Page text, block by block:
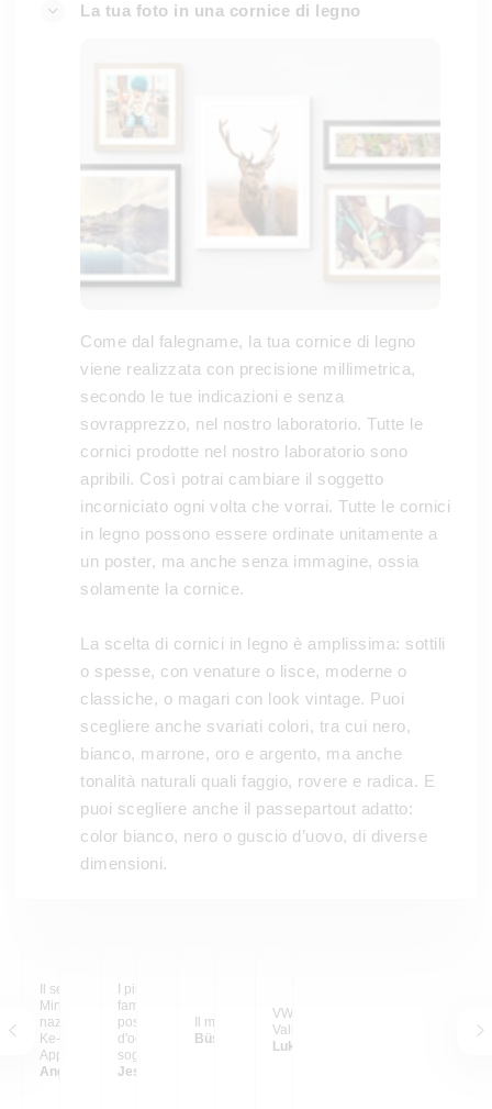
La tua foto in una cornice di legno
Come dal falegname, la tua cornice di legno
viene realizzata con precisione millimetrica,
secondo le tue indicazioni e senza
sovrapprezzo, nel nostro laboratorio. Tutte le
cornici prodotte nel nostro laboratorio sono
apribili. Così potrai cambiare il soggetto
incorniciato ogni volta che vorrai. Tutte le cornici
in legno possono essere ordinate unitamente a
un poster, ma anche senza immagine, ossia
solamente la cornice.
La scelta di cornici in legno è amplissima: sottili
o spesse, con venature o lisce, moderne o
classiche, o magari con look vintage. Puoi
scegliere anche svariati colori, tra cui nero,
bianco, marrone, oro e argento, ma anche
tonalità naturali quali faggio, rovere e radica. E
puoi scegliere anche il passepartout adatto:
color bianco, nero o guscio d’uovo, di diverse
dimensioni.
Il sentiero di Ho-Chi-
Minh nel parco
nazionale Phong-Nha-
Ke-Bang, Vietnam.
Appeso al tavolo da
pranzo.
Angelina & Sergej
I più bei ricordi di
famiglia su grandi
poster, un vero colpo
d'occhio nel nostro
soggiorno. Li adoro e
abbiamo ancora molti
Jessica E.
Il mio posto felice
Büsra C.
VW Bulli nella Yosemite
Valley
Lukas S.